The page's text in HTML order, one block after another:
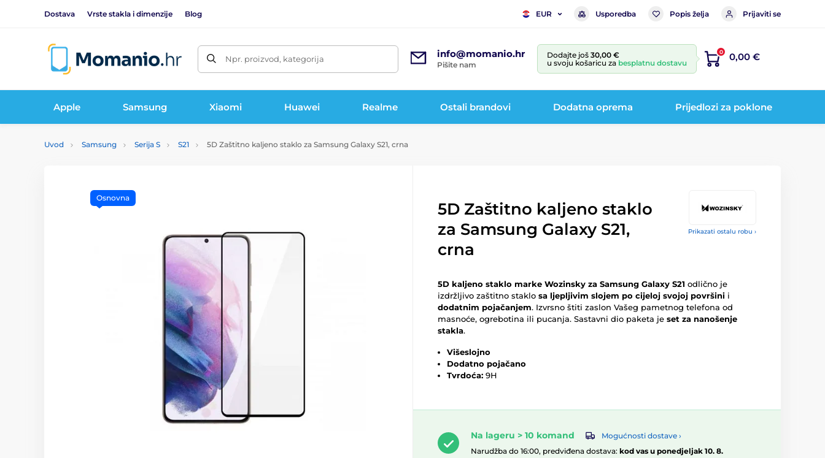
Dostava Vrste stakla i dimenzije Blog EUR Usporedba Popis želja Prijaviti se
Npr. proizvod, kategorija info@momanio.hr
Pišite nam
Dodajte još 30,00 €
u svoju košaricu za besplatnu dostavu
0 0,00 €
Apple Samsung Xiaomi Huawei Realme Ostali brandovi Dodatna oprema Prijedlozi za poklone
Uvod Samsung Serija S S21 5D Zaštitno kaljeno staklo za Samsung Galaxy S21, crna
Prikazati ostalu robu ›
Osnovna
5D Zaštitno kaljeno staklo
za Samsung Galaxy S21,
crna
5D kaljeno staklo marke Wozinsky za Samsung Galaxy S21 odlično je
izdržljivo zaštitno staklo sa ljepljivim slojem po cijeloj svojoj površini i
dodatnim pojačanjem. Izvrsno štiti zaslon Vašeg pametnog telefona od
masnoće, ogrebotina ili pucanja. Sastavni dio paketa je set za nanošenje
stakla.
Višeslojno
Dodatno pojačano
Tvrdoća: 9H
Na lageru > 10 komand
Mogućnosti dostave ›
Narudžba do 16:00, predviđena dostava: kod vas u ponedjeljak 10. 8.